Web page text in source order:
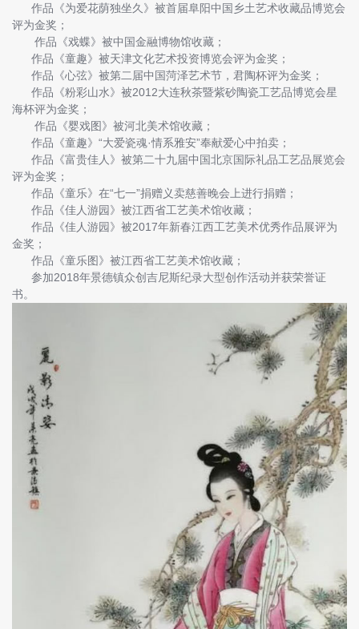
作品《为爱花荫独坐久》被首届阜阳中国乡土艺术收藏品博览会
评为金奖；
作品《戏蝶》被中国金融博物馆收藏；
作品《童趣》被天津文化艺术投资博览会评为金奖；
作品《心弦》被第二届中国菏泽艺术节，君陶杯评为金奖；
作品《粉彩山水》被2012大连秋茶暨紫砂陶瓷工艺品博览会星
海杯评为金奖；
作品《婴戏图》被河北美术馆收藏；
作品《童趣》“大爱瓷魂·情系雅安”奉献爱心中拍卖；
作品《富贵佳人》被第二十九届中国北京国际礼品工艺品展览会
评为金奖；
作品《童乐》在“七一”捐赠义卖慈善晚会上进行捐赠；
作品《佳人游园》被江西省工艺美术馆收藏；
作品《佳人游园》被2017年新春江西工艺美术优秀作品展评为
金奖；
作品《童乐图》被江西省工艺美术馆收藏；
参加2018年景德镇众创吉尼斯纪录大型创作活动并获荣誉证
书。